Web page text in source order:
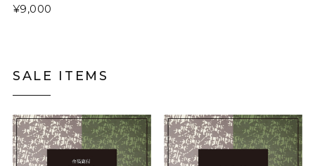
¥9,000
SALE ITEMS